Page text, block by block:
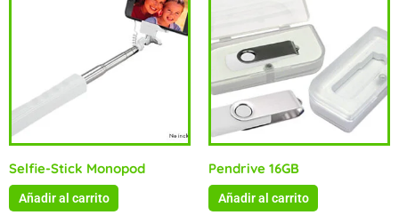
Selfie-Stick Monopod
Añadir al carrito
Pendrive 16GB
Añadir al carrito